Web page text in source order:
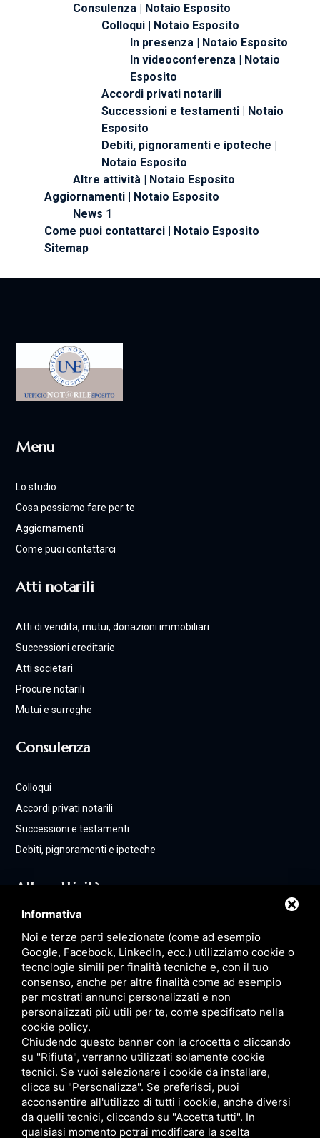
Consulenza | Notaio Esposito
Colloqui | Notaio Esposito
In presenza | Notaio Esposito
In videoconferenza | Notaio
Esposito
Accordi privati notarili
Successioni e testamenti | Notaio
Esposito
Debiti, pignoramenti e ipoteche |
Notaio Esposito
Altre attività | Notaio Esposito
Aggiornamenti | Notaio Esposito
News 1
Come puoi contattarci | Notaio Esposito
Sitemap
Menu
Lo studio
Cosa possiamo fare per te
Aggiornamenti
Come puoi contattarci
Atti notarili
Atti di vendita, mutui, donazioni immobiliari
Successioni ereditarie
Atti societari
Procure notarili
Mutui e surroghe
Consulenza
Colloqui
Accordi privati notarili
Successioni e testamenti
Debiti, pignoramenti e ipoteche
Altre attività
Contatti
+39 0532 892574
+39 3317276725
mesposito@notariato.it
Privacy| Sitemap Questo sito è protetto da Google reCAPTCHA
Privacy Policy
Informativa
Noi e terze parti selezionate (come ad esempio
Google, Facebook, LinkedIn, ecc.) utilizziamo cookie o
tecnologie simili per finalità tecniche e, con il tuo
consenso, anche per altre finalità come ad esempio
per mostrati annunci personalizzati e non
personalizzati più utili per te, come specificato nella
cookie policy.
Chiudendo questo banner con la crocetta o cliccando
su "Rifiuta", verranno utilizzati solamente cookie
tecnici. Se vuoi selezionare i cookie da installare,
clicca su "Personalizza". Se preferisci, puoi
acconsentire all'utilizzo di tutti i cookie, anche diversi
da quelli tecnici, cliccando su "Accetta tutti". In
qualsiasi momento potrai modificare la scelta